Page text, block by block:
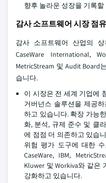
향후 놀라운 성장을 기록
감사 소프트웨어 시장 점
감사 소프트웨어 산업의
CaseWare International,
MetricStream 및 Audit Board
습니다.
이 시장은 전 세계 기업에
거버넌스 솔루션을 제공
하고 있습니다. 확장 가능
화, 분석, 규제 준수 및 클
에 점점 더 의존하고 있습
위험 평가 도구에 대한
CaseWare, IBM,
Kluwer 및 Workiva와 같은
강화하고 있습니다.